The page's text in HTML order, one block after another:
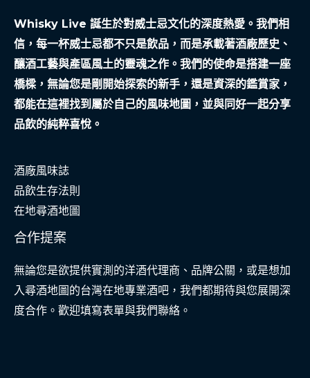
Whisky Live 誕生於對威士忌文化的深度熱愛。我們相
信，每一杯威士忌都不只是飲品，而是承載著酒廠歷史、
釀酒工藝與產區風土的靈魂之作。我們的使命是搭建一座
橋樑，無論您是剛開始探索的新手，還是資深的鑑賞家，
都能在這裡找到屬於自己的風味地圖，並與同好一起分享
品飲的純粹喜悅。
酒廠風味誌
品飲生存法則
在地尋酒地圖
合作提案
無論您是欲提供實測的洋酒代理商、品牌公關，或是想加
入尋酒地圖的台灣在地專業酒吧，我們都期待與您展開深
度合作。歡迎填寫表單與我們聯絡。